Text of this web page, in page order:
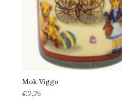
Mok Viggo
€2,25